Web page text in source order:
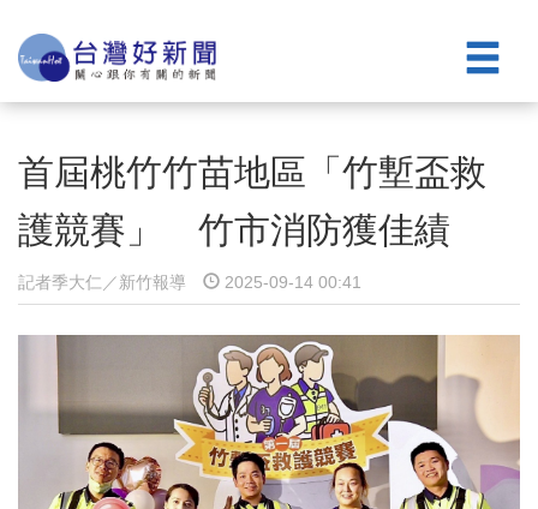
首屆桃竹竹苗地區「竹塹盃救
護競賽」 竹市消防獲佳績
記者季大仁／新竹報導 2025-09-14 00:41